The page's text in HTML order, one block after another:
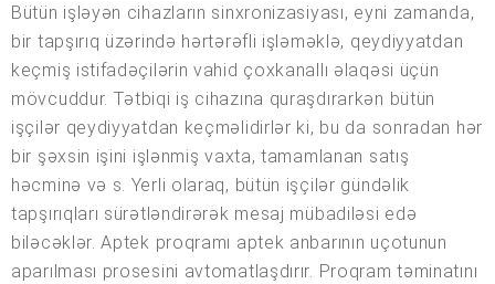
Bütün işləyən cihazların sinxronizasiyası, eyni zamanda,
bir tapşırıq üzərində hərtərəfli işləməklə, qeydiyyatdan
keçmiş istifadəçilərin vahid çoxkanallı əlaqəsi üçün
mövcuddur. Tətbiqi iş cihazına quraşdırarkən bütün
işçilər qeydiyyatdan keçməlidirlər ki, bu da sonradan hər
bir şəxsin işini işlənmiş vaxta, tamamlanan satış
həcminə və s. Yerli olaraq, bütün işçilər gündəlik
tapşırıqları sürətləndirərək mesaj mübadiləsi edə
biləcəklər. Aptek proqramı aptek anbarının uçotunun
aparılması prosesini avtomatlaşdırır. Proqram təminatını